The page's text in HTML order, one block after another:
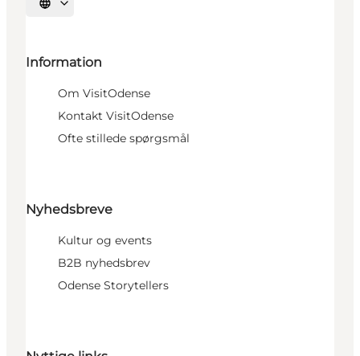
Vælg sprog
Information
Om VisitOdense
Kontakt VisitOdense
Ofte stillede spørgsmål
Nyhedsbreve
Kultur og events
B2B nyhedsbrev
Odense Storytellers